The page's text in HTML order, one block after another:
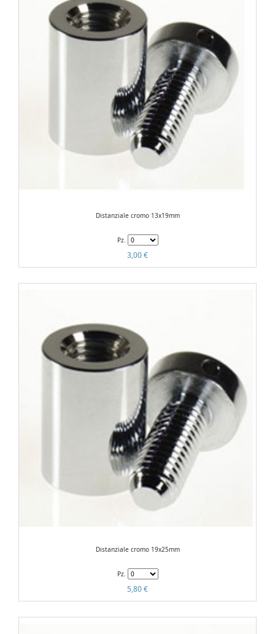
Distanziale cromo 13x19mm
Pz.
3,00 €
Distanziale cromo 19x25mm
Pz.
5,80 €